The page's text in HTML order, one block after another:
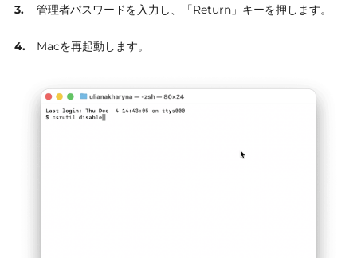
管理者パスワードを入力し、「Return」キーを押します。
Macを再起動します。